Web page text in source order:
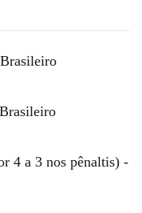
4 a 3 nos pênaltis) -